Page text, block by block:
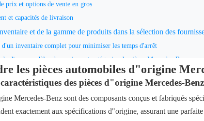
prix et options de vente en gros
et capacités de livraison
et de la gamme de produits dans la sélection des
d'un inventaire complet pour minimiser les temps d'arrêt
divers modèles de camions et catégories de pièces Mercedes-Benz
mesure la large gamme de produits prend en charge divers besoins de
partenariat avec les fournisseurs de pièces automobiles locaux et
fournisseurs locaux : Plus rapide Livraison, communication plus facile
mondiaux et capacités d'exportation pour les entreprises internationales
les pièces automobiles d"origine
des pièces d"origine Mercedes-Benz
Mercedes-Benz sont des composants conçus et fabriqués
exactement aux spécifications d"origine, assurant une